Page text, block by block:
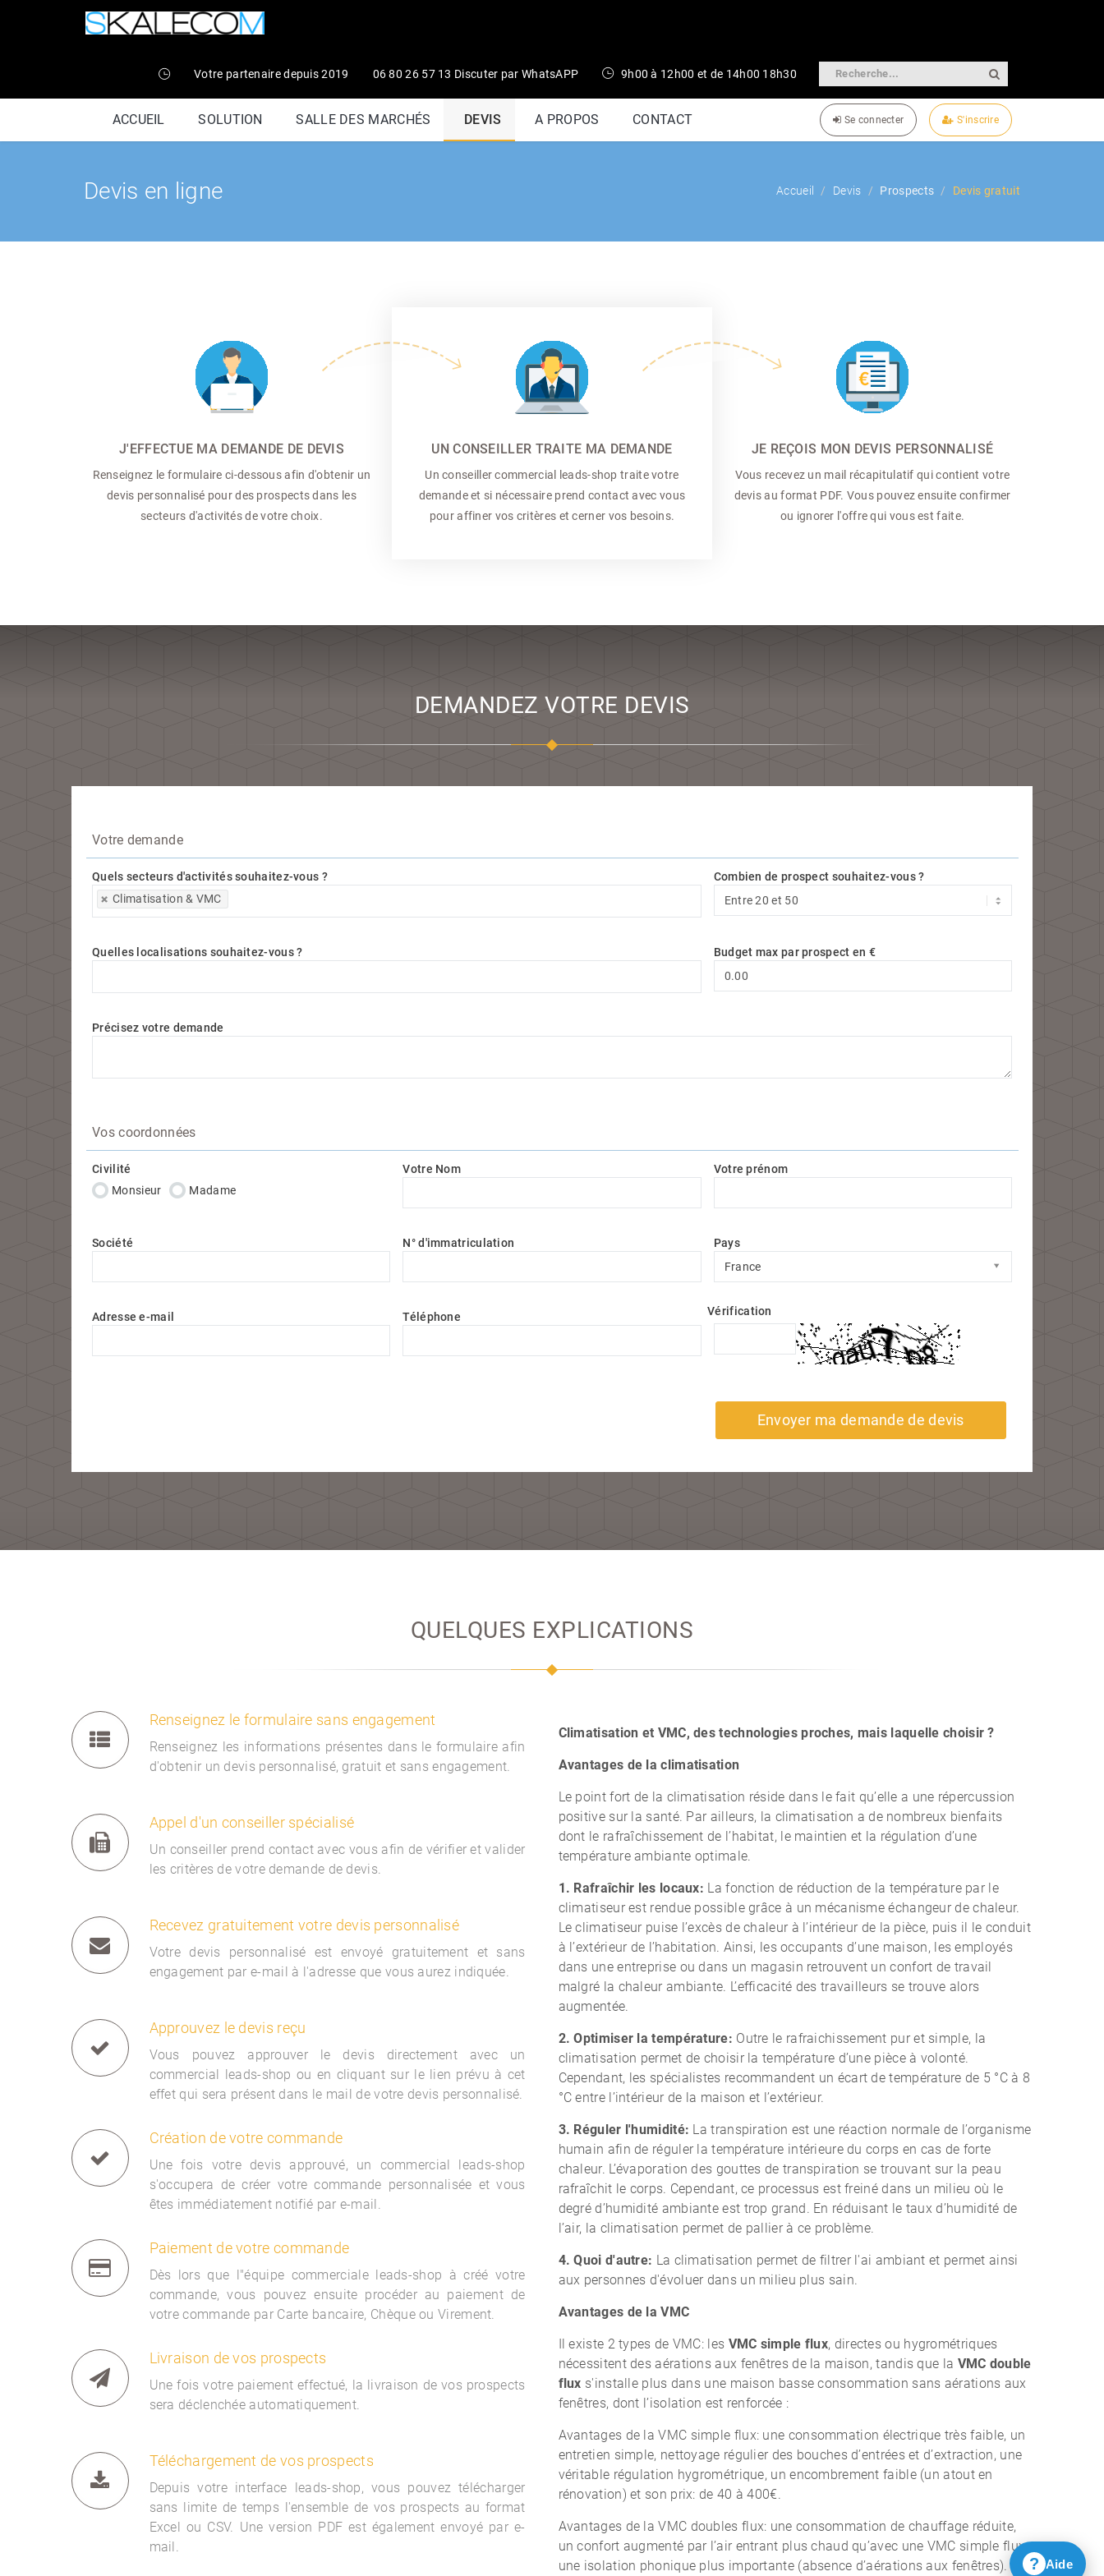
Votre partenaire depuis 2019 06 80 26 57 13 Discuter par WhatsAPP 9h00 à 12h00 et de 14h00 18h30
ACCUEIL SOLUTION SALLE DES MARCHÉS DEVIS A PROPOS CONTACT S'inscrire
Se connecter
Devis en ligne Accueil Devis Prospects Devis gratuit
J'EFFECTUE MA DEMANDE DE DEVIS
Renseignez le formulaire ci-dessous afin d'obtenir un
devis personnalisé pour des prospects dans les
secteurs d'activités de votre choix.
UN CONSEILLER TRAITE MA DEMANDE
Un conseiller commercial
leads-shop traite votre
demande et si nécessaire prend contact avec vous
pour affiner vos critères et cerner vos besoins.
JE REÇOIS MON DEVIS PERSONNALISÉ
Vous recevez un mail récapitulatif qui contient votre
devis au format PDF. Vous pouvez ensuite confirmer
ou ignorer l'offre qui vous est faite.
DEMANDEZ VOTRE DEVIS
Votre demande
Quels secteurs d'activités souhaitez-vous ?
Climatisation & VMC
Quels secteurs d'activités souhaitez-vous ?
Combien de prospect souhaitez-vous ?
Quelles localisations souhaitez-vous ?
Budget max par prospect en €
Précisez votre demande
Vos coordonnées
Civilité
Monsieur
Madame
Votre Nom Votre prénom
Société N° d'immatriculation
Pays
France
Pays
Adresse e-mail Téléphone Vérification
Envoyer ma demande de devis
QUELQUES EXPLICATIONS
Renseignez le formulaire sans engagement
Renseignez les informations présentes dans le formulaire afin
d'obtenir un devis personnalisé, gratuit et sans engagement.
Appel d'un conseiller spécialisé
Un conseiller prend contact avec vous afin de vérifier et valider
les critères de votre demande de devis.
Recevez gratuitement votre devis personnalisé
Votre devis personnalisé est envoyé gratuitement et sans
engagement par e-mail à l'adresse que vous aurez indiquée.
Approuvez le devis reçu
Vous pouvez approuver le devis directement avec un
commercial leads-shop ou en cliquant sur le lien prévu à cet
effet qui sera présent dans le mail de votre devis personnalisé.
Création de votre commande
Une fois votre devis approuvé, un commercial leads-shop
s'occupera de créer votre commande personnalisée et vous
êtes immédiatement notifié par e-mail.
Paiement de votre commande
Dès lors que l"équipe commerciale leads-shop à créé votre
commande, vous pouvez ensuite procéder au paiement de
votre commande par Carte bancaire, Chèque ou Virement.
Livraison de vos prospects
Une fois votre paiement effectué, la livraison de vos prospects
sera déclenchée automatiquement.
Téléchargement de vos prospects
Depuis votre interface leads-shop, vous pouvez télécharger
sans limite de temps l'ensemble de vos prospects au format
Excel ou CSV. Une version PDF est également envoyé par e-
mail.
Climatisation et VMC, des technologies proches, mais laquelle choisir ?
Avantages de la climatisation
Le point fort de la climatisation réside dans le fait qu’elle a une répercussion
positive sur la santé. Par ailleurs, la climatisation a de nombreux bienfaits
dont le rafraîchissement de l’habitat, le maintien et la régulation d’une
température ambiante optimale.
1. Rafraîchir les locaux: La fonction de réduction de la température par le
climatiseur est rendue possible grâce à un mécanisme échangeur de chaleur.
Le climatiseur puise l’excès de chaleur à l’intérieur de la pièce, puis il le conduit
à l’extérieur de l’habitation. Ainsi, les occupants d’une maison, les employés
dans une entreprise ou dans un magasin retrouvent un confort de travail
malgré la chaleur ambiante. L’efficacité des travailleurs se trouve alors
augmentée.
2. Optimiser la température: Outre le rafraichissement pur et simple, la
climatisation permet de choisir la température d’une pièce à volonté.
Cependant, les spécialistes recommandent un écart de température de 5 °C à 8
°C entre l’intérieur de la maison et l’extérieur.
3. Réguler l'humidité: La transpiration est une réaction normale de l’organisme
humain afin de réguler la température intérieure du corps en cas de forte
chaleur. L’évaporation des gouttes de transpiration se trouvant sur la peau
rafraîchit le corps. Cependant, ce processus est freiné dans un milieu où le
degré d’humidité ambiante est trop grand. En réduisant le taux d’humidité de
l’air, la climatisation permet de pallier à ce problème.
4. Quoi d'autre: La climatisation permet de filtrer l'ai ambiant et permet ainsi
aux personnes d'évoluer dans un milieu plus sain.
Avantages de la VMC
Il existe 2 types de VMC: les VMC simple flux, directes ou hygrométriques
nécessitent des aérations aux fenêtres de la maison, tandis que la VMC double
flux s'installe plus dans une maison basse consommation sans aérations aux
fenêtres, dont l’isolation est renforcée :
Avantages de la VMC simple flux: une consommation électrique très faible, un
entretien simple, nettoyage régulier des bouches d’entrées et d’extraction, une
véritable régulation hygrométrique, un encombrement faible (un atout en
rénovation) et son prix: de 40 à 400€.
Avantages de la VMC doubles flux: une consommation de chauffage réduite,
un confort augmenté par l’air entrant plus chaud qu’avec une VMC simple flux,
une isolation phonique plus importante (absence d’aérations aux fenêtres).
? Aide